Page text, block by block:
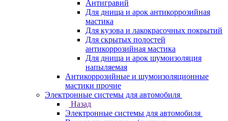
Антигравий
Для днища и арок антикоррозийная
мастика
Для кузова и лакокрасочных покрытий
Для скрытых полостей
антикоррозийная мастика
Для днища и арок шумоизоляция
напыляемая
Антикоррозийные и шумоизоляционные
мастики прочие
Электронные системы для автомобиля
Назад
Электронные системы для автомобиля